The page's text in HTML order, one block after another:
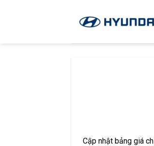
Cập nhật bảng giá